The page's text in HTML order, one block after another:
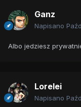
Ganz
Napisano
Albo jedziesz
Lorelei
Napisano